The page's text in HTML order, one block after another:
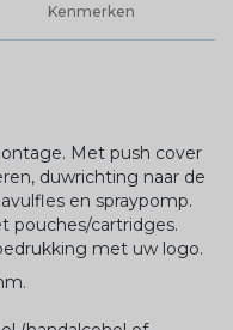
Kenmerken
Met push cover
duwrichting naar de
en spraypomp.
pouches/cartridges.
met uw logo.